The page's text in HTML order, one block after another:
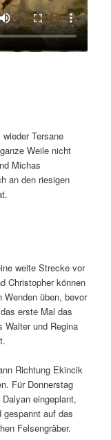
Tersane
Weile nicht
Michas
an den riesigen
weite Strecke vor
Christopher können
Wenden üben, bevor
erste Mal das
Walter und Regina
Richtung Ekincik
Für Donnerstag
eingeplant,
auf das
Felsengräber.